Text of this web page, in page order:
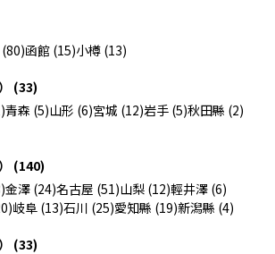
函館 (15)小樽 (13)
(33)
青森 (5)山形 (6)宮城 (12)岩手 (5)秋田縣 (2)
(140)
金澤 (24)名古屋 (51)山梨 (12)輕井澤 (6)
岐阜 (13)石川 (25)愛知縣 (19)新潟縣 (4)
(33)